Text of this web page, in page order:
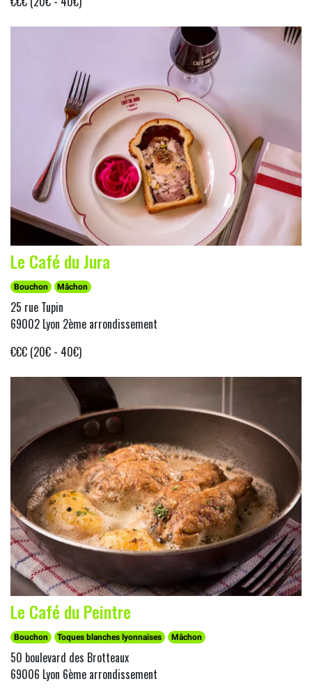
Le Café du Jura
Bouchon Mâchon
25 rue Tupin
69002 Lyon 2ème arrondissement
€€€ (20€ - 40€)
Le Café du Peintre
Bouchon Toques blanches lyonnaises Mâchon
50 boulevard des Brotteaux
69006 Lyon 6ème arrondissement